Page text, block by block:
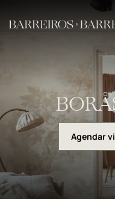
Agendar